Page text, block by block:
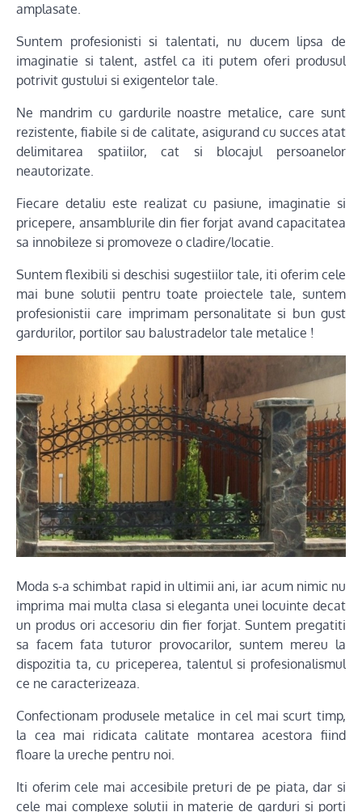
amplasate.
Suntem profesionisti si talentati, nu ducem lipsa de
imaginatie si talent, astfel ca iti putem oferi produsul
potrivit gustului si exigentelor tale.
Ne mandrim cu gardurile noastre metalice, care sunt
rezistente, fiabile si de calitate, asigurand cu succes atat
delimitarea spatiilor, cat si blocajul persoanelor
neautorizate.
Fiecare detaliu este realizat cu pasiune, imaginatie si
pricepere, ansamblurile din fier forjat avand capacitatea
sa innobileze si promoveze o cladire/locatie.
Suntem flexibili si deschisi sugestiilor tale, iti oferim cele
mai bune solutii pentru toate proiectele tale, suntem
profesionistii care imprimam personalitate si bun gust
gardurilor, portilor sau balustradelor tale metalice !
Moda s-a schimbat rapid in ultimii ani, iar acum nimic nu
imprima mai multa clasa si eleganta unei locuinte decat
un produs ori accesoriu din fier forjat. Suntem pregatiti
sa facem fata tuturor provocarilor, suntem mereu la
dispozitia ta, cu priceperea, talentul si profesionalismul
ce ne caracterizeaza.
Confectionam produsele metalice in cel mai scurt timp,
la cea mai ridicata calitate montarea acestora fiind
floare la ureche pentru noi.
Iti oferim cele mai accesibile preturi de pe piata, dar si
cele mai complexe solutii in materie de garduri si porti